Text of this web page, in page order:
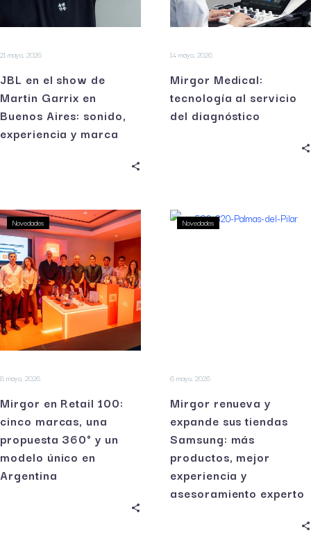
21 mayo, 2026
JBL en el show de
Martin Garrix en
Buenos Aires: sonido,
experiencia y marca
14 mayo, 2026
Mirgor Medical:
tecnología al servicio
del diagnóstico
Novedades
8 mayo, 2026
Mirgor en Retail 100:
cinco marcas, una
propuesta 360° y un
modelo único en
Argentina
Novedades
6 mayo, 2026
Mirgor renueva y
expande sus tiendas
Samsung: más
productos, mejor
experiencia y
asesoramiento experto